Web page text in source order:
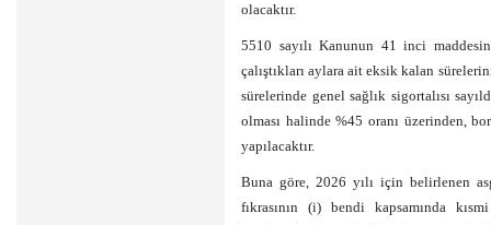
olacaktır.
5510 sayılı Kanunun 41 inci
çalıştıkları aylara ait eksik kalan
sürelerinde genel sağlık sigortalısı
olması halinde %45 oranı üzerinden,
yapılacaktır.
Buna göre, 2026 yılı için belirlenen
fıkrasının (i) bendi kapsamında